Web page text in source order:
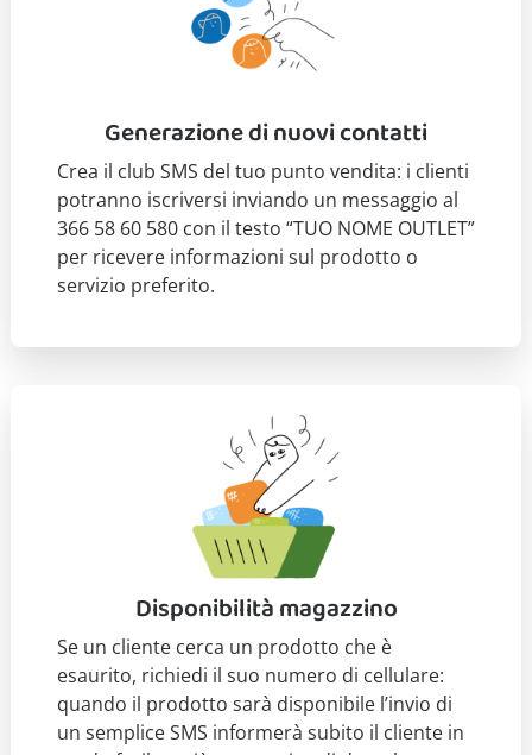
Generazione di nuovi contatti
Crea il club SMS del tuo punto vendita: i clienti
potranno iscriversi inviando un messaggio al
366 58 60 580 con il testo “TUO NOME OUTLET”
per ricevere informazioni sul prodotto o
servizio preferito.
Disponibilità magazzino
Se un cliente cerca un prodotto che è
esaurito, richiedi il suo numero di cellulare:
quando il prodotto sarà disponibile l’invio di
un semplice SMS informerà subito il cliente in